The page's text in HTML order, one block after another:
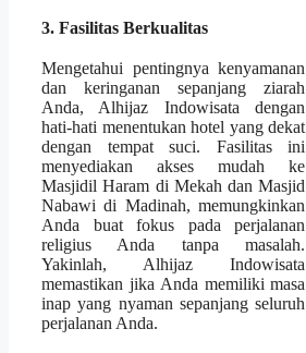
3. Fasilitas Berkualitas
Mengetahui pentingnya kenyamanan
dan keringanan sepanjang ziarah
Anda, Alhijaz Indowisata dengan
hati-hati menentukan hotel yang dekat
dengan tempat suci. Fasilitas ini
menyediakan akses mudah ke
Masjidil Haram di Mekah dan Masjid
Nabawi di Madinah, memungkinkan
Anda buat fokus pada perjalanan
religius Anda tanpa masalah.
Yakinlah, Alhijaz Indowisata
memastikan jika Anda memiliki masa
inap yang nyaman sepanjang seluruh
perjalanan Anda.